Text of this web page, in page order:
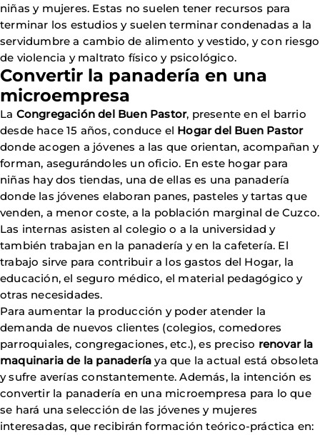
niñas y mujeres. Estas no suelen tener recursos para
terminar los estudios y suelen terminar condenadas a la
servidumbre a cambio de alimento y vestido, y con riesgo
de violencia y maltrato físico y psicológico.
Convertir la panadería en una
microempresa
La Congregación del Buen Pastor, presente en el barrio
desde hace 15 años, conduce el Hogar del Buen Pastor
donde acogen a jóvenes a las que orientan, acompañan y
forman, asegurándoles un oficio. En este hogar para
niñas hay dos tiendas, una de ellas es una panadería
donde las jóvenes elaboran panes, pasteles y tartas que
venden, a menor coste, a la población marginal de Cuzco.
Las internas asisten al colegio o a la universidad y
también trabajan en la panadería y en la cafetería. El
trabajo sirve para contribuir a los gastos del Hogar, la
educación, el seguro médico, el material pedagógico y
otras necesidades.
Para aumentar la producción y poder atender la
demanda de nuevos clientes (colegios, comedores
parroquiales, congregaciones, etc.), es preciso renovar la
maquinaria de la panadería ya que la actual está obsoleta
y sufre averías constantemente. Además, la intención es
convertir la panadería en una microempresa para lo que
se hará una selección de las jóvenes y mujeres
interesadas, que recibirán formación teórico-práctica en: